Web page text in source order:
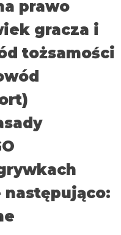
prawo
gracza i
tożsamości